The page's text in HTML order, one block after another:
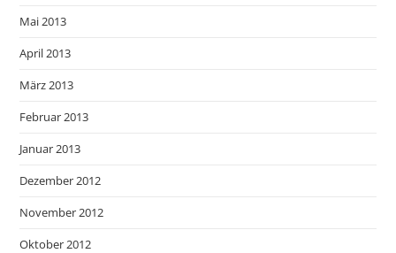
Mai 2013
April 2013
März 2013
Februar 2013
Januar 2013
Dezember 2012
November 2012
Oktober 2012